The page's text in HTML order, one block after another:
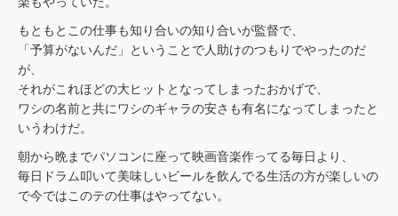
もともとこの仕事も知り合いの知り合いが監督で、
「予算がないんだ」ということで人助けのつもりでやったのだ
が、
それがこれほどの大ヒットとなってしまったおかげで、
ワシの名前と共にワシのギャラの安さも有名になってしまったと
いうわけだ。
朝から晩までパソコンに座って映画音楽作ってる毎日より、
毎日ドラム叩いて美味しいビールを飲んでる生活の方が楽しいの
で今ではこのテの仕事はやってない。